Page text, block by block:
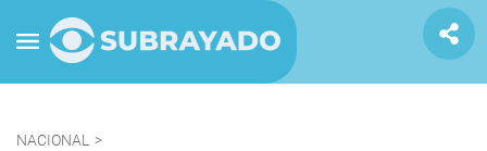
NACIONAL >